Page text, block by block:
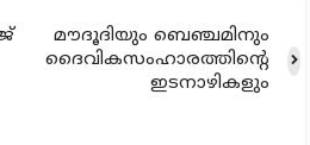
മൗദൂദിയും ബെഞ്ചമിനും
ദൈവികസംഹാരത്തിന്റെ
ഇടനാഴികളും